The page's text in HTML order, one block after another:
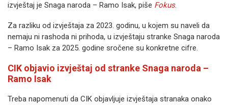
izvještaj je Snaga naroda – Ramo Isak, piše Fokus.
Za razliku od izvještaja za 2023. godinu, u kojem su naveli da
nemaju ni rashoda ni prihoda, u izvještaju stranke Snaga naroda
– Ramo Isak za 2025. godine sročene su konkretne cifre.
CIK objavio izvještaj od stranke Snaga naroda –
Ramo Isak
Treba napomenuti da CIK objavljuje izvještaja stranaka onako